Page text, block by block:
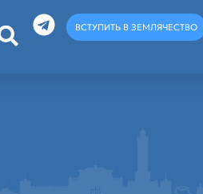
ВСТУПИТЬ В ЗЕМЛЯЧЕСТВО